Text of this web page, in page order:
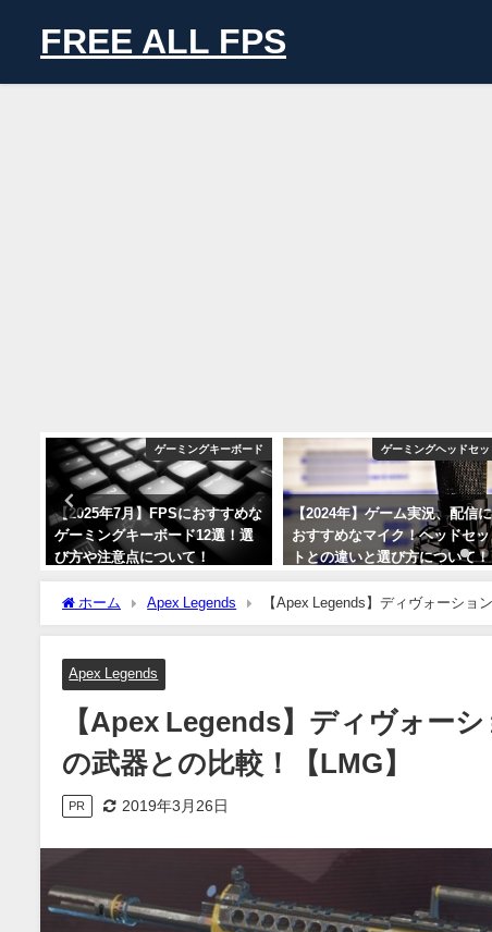
FREE ALL FPS
ゲーミングキーボード
【2025年7月】FPSにおすすめな
ゲーミングキーボード12選！選
び方や注意点について！
ゲーミングヘッドセッ
【2024年】ゲーム実況、配信に
おすすめなマイク！ヘッドセッ
トとの違いと選び方について！
【ストリーマー向け】
2024年1月8日
ホーム Apex Legends 【Apex Legends】ディヴォーショ
Apex Legends
【Apex Legends】ディヴォー
の武器との比較！【LMG】
PR 2019年3月26日